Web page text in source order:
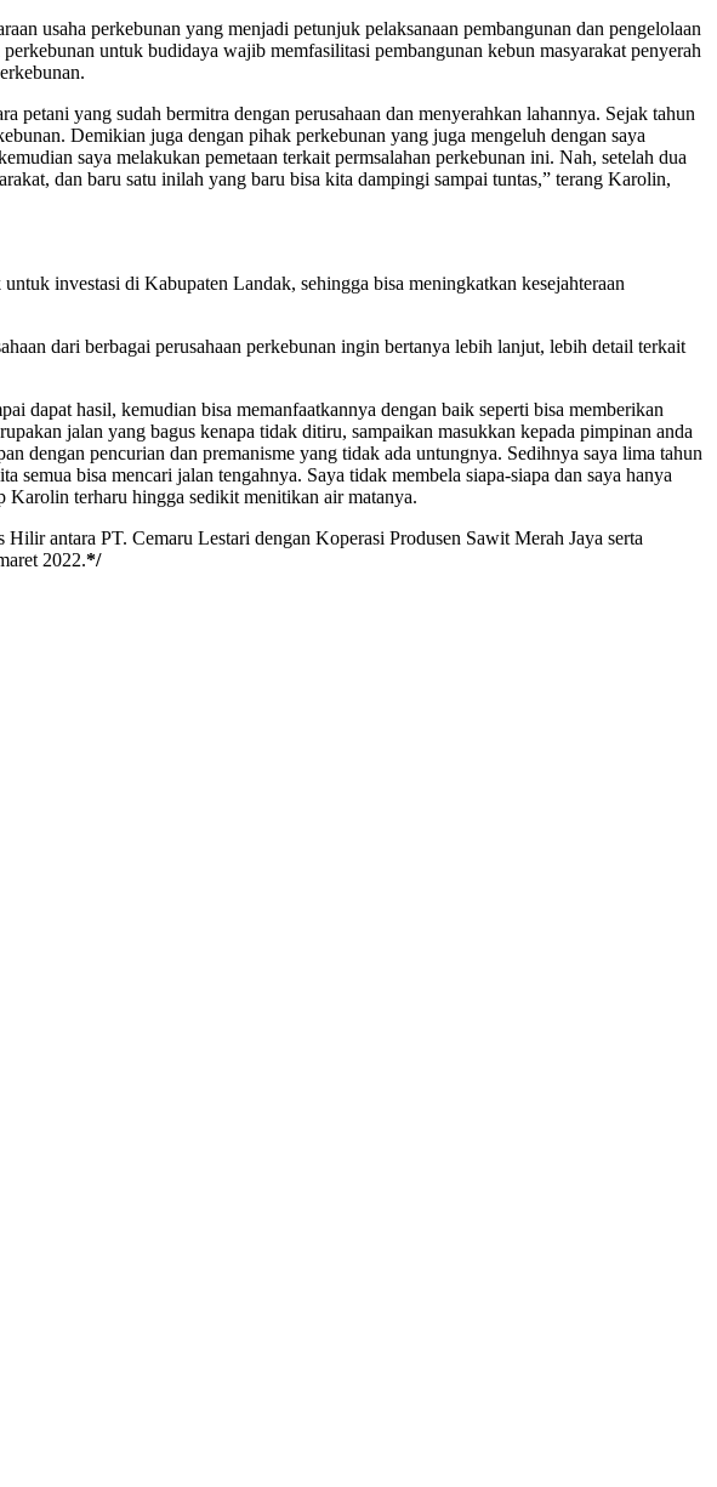
usaha perkebunan yang menjadi petunjuk pelaksanaan pembangunan dan pengelolaan
untuk budidaya wajib memfasilitasi pembangunan kebun masyarakat penyerah
yang sudah bermitra dengan perusahaan dan menyerahkan lahannya. Sejak tahun
Demikian juga dengan pihak perkebunan yang juga mengeluh dengan saya
saya melakukan pemetaan terkait permsalahan perkebunan ini. Nah, setelah dua
dan baru satu inilah yang baru bisa kita dampingi sampai tuntas,” terang Karolin,
investasi di Kabupaten Landak, sehingga bisa meningkatkan kesejahteraan
dari berbagai perusahaan perkebunan ingin bertanya lebih lanjut, lebih detail terkait
dapat hasil, kemudian bisa memanfaatkannya dengan baik seperti bisa memberikan
jalan yang bagus kenapa tidak ditiru, sampaikan masukkan kepada pimpinan anda
dengan pencurian dan premanisme yang tidak ada untungnya. Sedihnya saya lima tahun
bisa mencari jalan tengahnya. Saya tidak membela siapa-siapa dan saya hanya
Karolin terharu hingga sedikit menitikan air matanya.
antara PT. Cemaru Lestari dengan Koperasi Produsen Sawit Merah Jaya serta
2022.*/